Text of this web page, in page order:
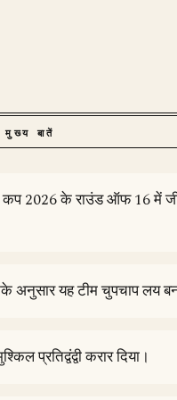
मुख्य बातें
कप 2026 के राउंड ऑफ 16 में
अनुसार यह टीम चुपचाप लय
प्रतिद्वंद्वी करार दिया।